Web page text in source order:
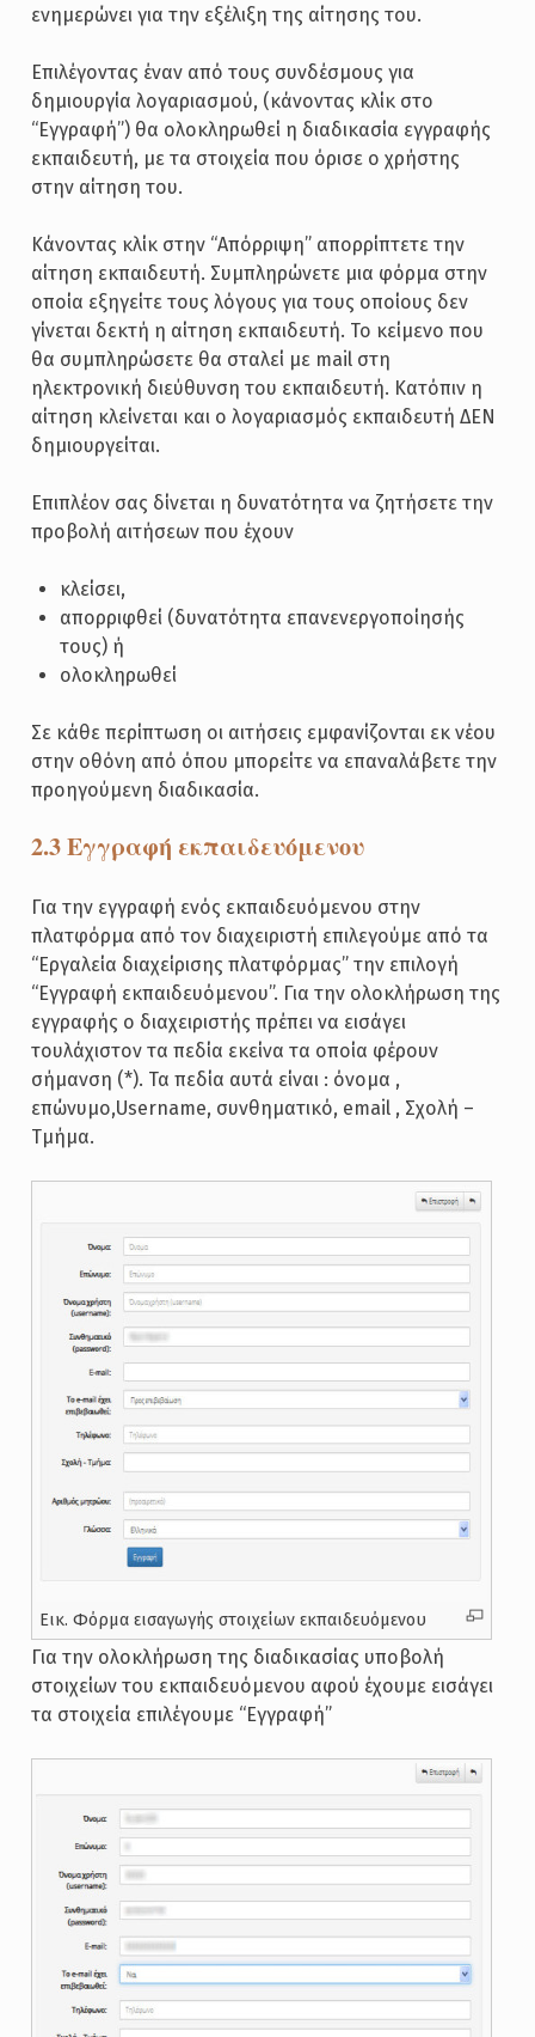
ενημερώνει για την εξέλιξη της αίτησης του.
Επιλέγοντας έναν από τους συνδέσμους για
δημιουργία λογαριασμού, (κάνοντας κλίκ στο
“Εγγραφή”) θα ολοκληρωθεί η διαδικασία εγγραφής
εκπαιδευτή, με τα στοιχεία που όρισε ο χρήστης
στην αίτηση του.
Κάνοντας κλίκ στην “Απόρριψη” απορρίπτετε την
αίτηση εκπαιδευτή. Συμπληρώνετε μια φόρμα στην
οποία εξηγείτε τους λόγους για τους οποίους δεν
γίνεται δεκτή η αίτηση εκπαιδευτή. Το κείμενο που
θα συμπληρώσετε θα σταλεί με mail στη
ηλεκτρονική διεύθυνση του εκπαιδευτή. Κατόπιν η
αίτηση κλείνεται και ο λογαριασμός εκπαιδευτή ΔΕΝ
δημιουργείται.
Επιπλέον σας δίνεται η δυνατότητα να ζητήσετε την
προβολή αιτήσεων που έχουν
κλείσει,
απορριφθεί (δυνατότητα επανενεργοποίησής
τους) ή
ολοκληρωθεί
Σε κάθε περίπτωση οι αιτήσεις εμφανίζονται εκ νέου
στην οθόνη από όπου μπορείτε να επαναλάβετε την
προηγούμενη διαδικασία.
2.3 Εγγραφή εκπαιδευόμενου
Για την εγγραφή ενός εκπαιδευόμενου στην
πλατφόρμα από τον διαχειριστή επιλεγούμε από τα
“Εργαλεία διαχείρισης πλατφόρμας” την επιλογή
“Εγγραφή εκπαιδευόμενου”. Για την ολοκλήρωση της
εγγραφής ο διαχειριστής πρέπει να εισάγει
τουλάχιστον τα πεδία εκείνα τα οποία φέρουν
σήμανση (*). Τα πεδία αυτά είναι : όνομα ,
επώνυμο,Username, συνθηματικό, email , Σχολή –
Τμήμα.
Εικ. Φόρμα εισαγωγής στοιχείων εκπαιδευόμενου
Για την ολοκλήρωση της διαδικασίας υποβολή
στοιχείων του εκπαιδευόμενου αφού έχουμε εισάγει
τα στοιχεία επιλέγουμε “Εγγραφή”